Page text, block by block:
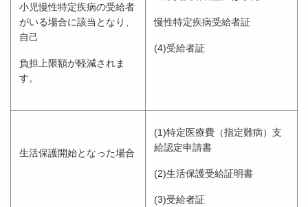
小児慢性特定疾病の受給者
がいる場合に該当となり、
自己
負担上限額が軽減されま
す。
慢性特定疾病受給者証
(4)受給者証
生活保護開始となった場合
(1)特定医療費（指定難病）支
給認定申請書
(2)生活保護受給証明書
(3)受給者証